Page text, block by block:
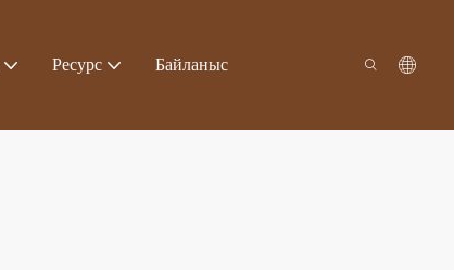
Ресурс Байланыс